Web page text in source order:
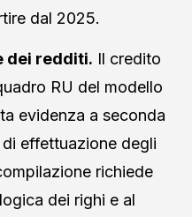
dal 2025.
dei redditi. Il credito
RU del modello
evidenza a seconda
di effettuazione degli
richiede
dei righi e al